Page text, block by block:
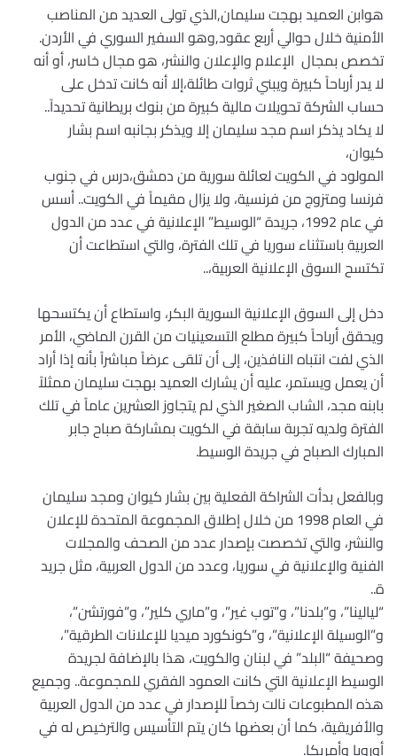
هوابن العميد بهجت سليمان,الذي تولى العديد من المناصب
الأمنية خلال حوالي أربع عقود,وهو السفير السوري في الأردن.
تخصص بمجال الإعلام والإعلان والنشر، هو مجال خاسر، أو أنه
لا يدر أرباحاً كبيرة ويبني ثروات طائلة،إلا أنه كانت تدخل على
حساب الشركة تحويلات مالية كبيرة من بنوك بريطانية تحديداً..
لا يكاد يذكر اسم مجد سليمان إلا ويذكر بجانبه اسم بشار
كيوان،
المولود في الكويت لعائلة سورية من دمشق،درس في جنوب
فرنسا ومتزوج من فرنسية، ولا يزال مقيماً في الكويت.. أسس
في عام 1992، جريدة “الوسيط” الإعلانية في عدد من الدول
العربية باستثناء سوريا في تلك الفترة، والتي استطاعت أن
تكتسح السوق الإعلانية العربية،..
دخل إلى السوق الإعلانية السورية البكر، واستطاع أن يكتسحها
ويحقق أرباحاً كبيرة مطلع التسعينيات من القرن الماضي، الأمر
الذي لفت انتباه النافذين، إلى أن تلقى عرضاً مباشراً بأنه إذا أراد
أن يعمل ويستمر، عليه أن يشارك العميد بهجت سليمان ممثلاً
بابنه مجد، الشاب الصغير الذي لم يتجاوز العشرين عاماً في تلك
الفترة ولديه تجربة سابقة في الكويت بمشاركة صباح جابر
المبارك الصباح في جريدة الوسيط.
وبالفعل بدأت الشراكة الفعلية بين بشار كيوان ومجد سليمان
في العام 1998 من خلال إطلاق المجموعة المتحدة للإعلان
والنشر، والتي تخصصت بإصدار عدد من الصحف والمجلات
الفنية والإعلانية في سوريا، وعدد من الدول العربية، مثل جريد
ة..
“ليالينا”، و”بلدنا”، و”توب غير”، و”ماري كلير”، و”فورتشن”،
و”الوسيلة الإعلانية”، و”كونكورد ميديا للإعلانات الطرقية”،
وصحيفة “البلد” في لبنان والكويت، هذا بالإضافة لجريدة
الوسيط الإعلانية التي كانت العمود الفقري للمجموعة.. وجميع
هذه المطبوعات نالت رخصاً للإصدار في عدد من الدول العربية
والأفريقية، كما أن بعضها كان يتم التأسيس والترخيص له في
أوروبا وأمريكا.